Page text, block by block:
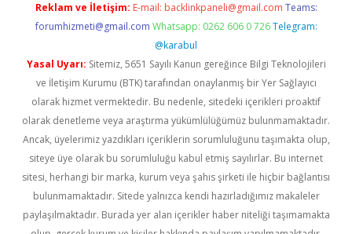
Reklam ve İletişim: E-mail: backlinkpaneli@gmail.com Teams:
forumhizmeti@gmail.com Whatsapp: 0262 606 0 726 Telegram:
@karabul
Yasal Uyarı: Sitemiz, 5651 Sayılı Kanun gereğince Bilgi Teknolojileri
ve İletişim Kurumu (BTK) tarafından onaylanmış bir Yer Sağlayıcı
olarak hizmet vermektedir. Bu nedenle, sitedeki içerikleri proaktif
olarak denetleme veya araştırma yükümlülüğümüz bulunmamaktadır.
Ancak, üyelerimiz yazdıkları içeriklerin sorumluluğunu taşımakta olup,
siteye üye olarak bu sorumluluğu kabul etmiş sayılırlar. Bu internet
sitesi, herhangi bir marka, kurum veya şahıs şirketi ile hiçbir bağlantısı
bulunmamaktadır. Sitede yalnızca kendi hazırladığımız makaleler
paylaşılmaktadır. Burada yer alan içerikler haber niteliği taşımamakta